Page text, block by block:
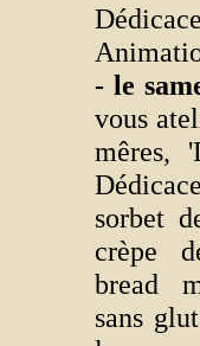
- le
vous
mêres,
sorbet
crèpe
bread
sans